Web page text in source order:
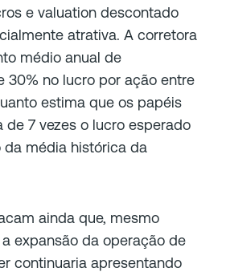
e valuation descontado
atrativa. A corretora
médio anual de
30% no lucro por ação entre
estima que os papéis
de 7 vezes o lucro esperado
da média histórica da
ainda que, mesmo
expansão da operação de
continuaria apresentando